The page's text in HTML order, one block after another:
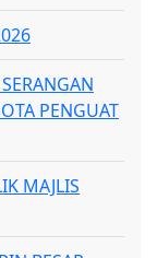
PENGUAT
MAJLIS